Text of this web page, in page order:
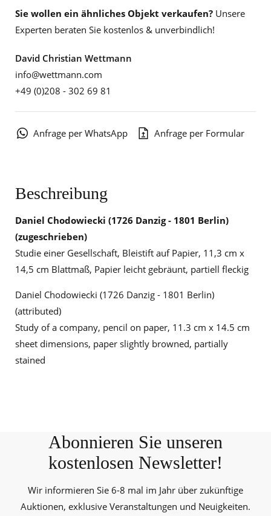
Sie wollen ein ähnliches Objekt verkaufen? Unsere
Experten beraten Sie kostenlos & unverbindlich!
David Christian Wettmann
info@wettmann.com
+49 (0)208 - 302 69 81
Anfrage per WhatsApp Anfrage per Formular
Beschreibung
Daniel Chodowiecki (1726 Danzig - 1801 Berlin)
(zugeschrieben)
Studie einer Gesellschaft, Bleistift auf Papier, 11,3 cm x
14,5 cm Blattmaß, Papier leicht gebräunt, partiell fleckig
Daniel Chodowiecki (1726 Danzig - 1801 Berlin)
(attributed)
Study of a company, pencil on paper, 11.3 cm x 14.5 cm
sheet dimensions, paper slightly browned, partially
stained
Abonnieren Sie unseren
kostenlosen Newsletter!
Wir informieren Sie 6-8 mal im Jahr über zukünftige
Auktionen, exklusive Veranstaltungen und Neuigkeiten.